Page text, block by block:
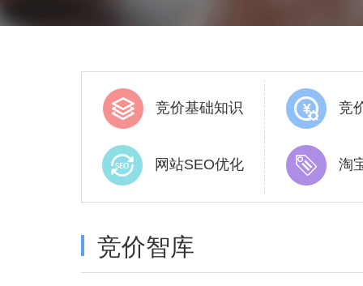
竞价基础知识 竞
网站SEO优化 淘
竞价智库